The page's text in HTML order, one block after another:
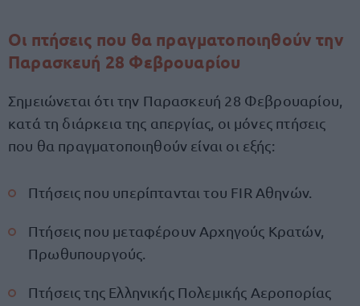
Οι πτήσεις που θα πραγματοποιηθούν την
Παρασκευή 28 Φεβρουαρίου
Σημειώνεται ότι την Παρασκευή 28 Φεβρουαρίου,
κατά τη διάρκεια της απεργίας, οι μόνες πτήσεις
που θα πραγματοποιηθούν είναι οι εξής:
Πτήσεις που υπερίπτανται του FIR Αθηνών.
Πτήσεις που μεταφέρουν Αρχηγούς Κρατών,
Πρωθυπουργούς.
Πτήσεις της Ελληνικής Πολεμικής Αεροπορίας